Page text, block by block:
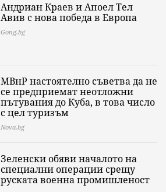
Андриан Краев и Апоел Тел
Авив с нова победа в Европа
Gong.bg
МВнР настоятелно съветва да не
се предприемат неотложни
пътувания до Куба, в това число
с цел туризъм
Nova.bg
Зеленски обяви началото на
специални операции срещу
руската военна промишленост